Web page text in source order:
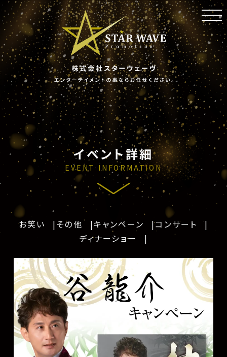
イベント詳細
EVENT INFORMATION
お笑い その他 キャンペーン
コンサート
ディナーショー